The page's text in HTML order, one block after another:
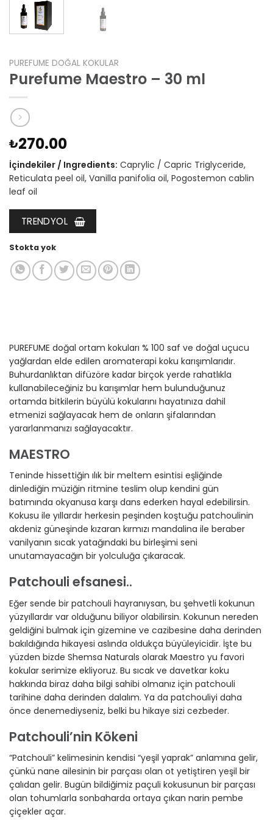
PUREFUME DOĞAL KOKULAR
Purefume Maestro – 30 ml
₺270.00
İçindekiler / Ingredients: Caprylic / Capric Triglyceride,
Reticulata peel oil, Vanilla panifolia oil, Pogostemon cablin
leaf oil
TRENDYOL
Stokta yok
PUREFUME doğal ortam kokuları % 100 saf ve doğal uçucu
yağlardan elde edilen aromaterapi koku karışımlarıdır.
Buhurdanlıktan difüzöre kadar birçok yerde rahatlıkla
kullanabileceğiniz bu karışımlar hem bulunduğunuz
ortamda bitkilerin büyülü kokularını hayatınıza dahil
etmenizi sağlayacak hem de onların şifalarından
yararlanmanızı sağlayacaktır.
MAESTRO
Teninde hissettiğin ılık bir meltem esintisi eşliğinde
dinlediğin müziğin ritmine teslim olup kendini gün
batımında okyanusa karşı dans ederken hayal edebilirsin.
Kokusu ile yıllardır herkesin peşinden koştuğu patchoulinin
akdeniz güneşinde kızaran kırmızı mandalina ile beraber
vanilyanın sıcak yatağındaki bu birleşimi seni
unutamayacağın bir yolculuğa çıkaracak.
Patchouli efsanesi..
Eğer sende bir patchouli hayranıysan, bu şehvetli kokunun
yüzyıllardır var olduğunu biliyor olabilirsin. Kokunun nereden
geldiğini bulmak için gizemine ve cazibesine daha derinden
bakıldığında hikayesi aslında oldukça büyüleyicidir. İşte bu
yüzden bizde Shemsa Naturals olarak Maestro yu favori
kokular serimize ekliyoruz. Bu sıcak ve davetkar koku
hakkında biraz daha bilgi sahibi olmanız için patchouli
tarihine daha derinden dalalım. Ya da patchouliyi daha
önce denemediyseniz, belki bu hikaye sizi cezbeder.
Patchouli’nin Kökeni
“Patchouli” kelimesinin kendisi “yeşil yaprak” anlamına gelir,
çünkü nane ailesinin bir parçası olan ot yetiştiren yeşil bir
çalıdan gelir. Bugün bildiğimiz paçuli kokusunun bir parçası
olan tohumlarla sonbaharda ortaya çıkan narin pembe
çiçekler açar.